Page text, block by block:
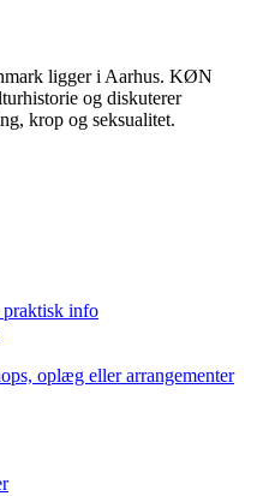
ligger i Aarhus. KØN
og diskuterer
krop og seksualitet.
info
oplæg eller arrangementer